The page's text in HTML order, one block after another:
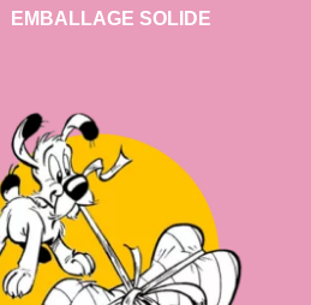
EMBALLAGE SOLIDE